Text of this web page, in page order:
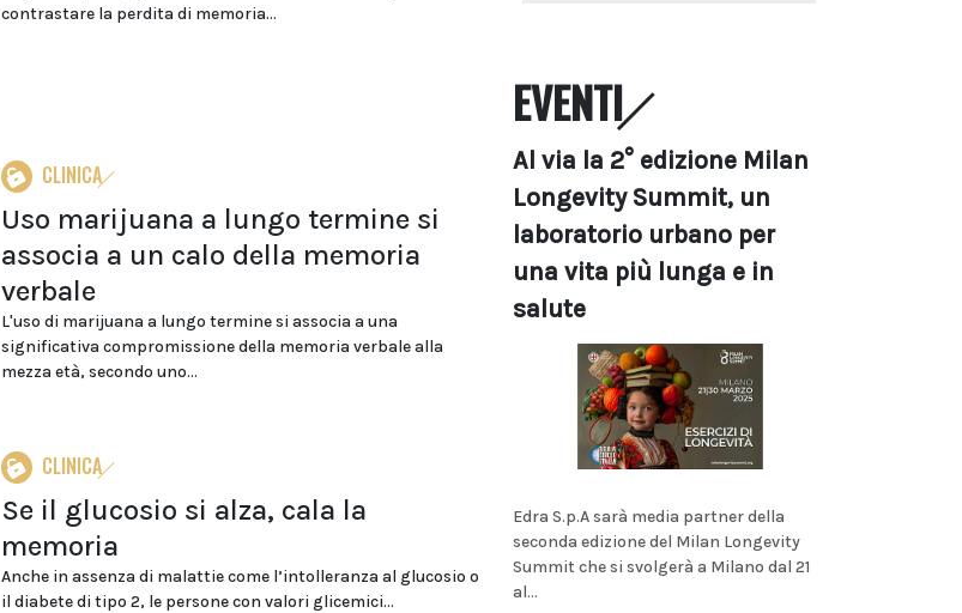
contrastare la perdita di memoria...
CLINICA
Uso marijuana a lungo termine si
associa a un calo della memoria
verbale
L'uso di marijuana a lungo termine si associa a una
significativa compromissione della memoria verbale alla
mezza età, secondo uno...
CLINICA
Se il glucosio si alza, cala la
memoria
Anche in assenza di malattie come l’intolleranza al glucosio o
il diabete di tipo 2, le persone con valori glicemici...
EVENTI
Al via la 2° edizione Milan
Longevity Summit, un
laboratorio urbano per
una vita più lunga e in
salute
Edra S.p.A sarà media partner della
seconda edizione del Milan Longevity
Summit che si svolgerà a Milano dal 21
al...